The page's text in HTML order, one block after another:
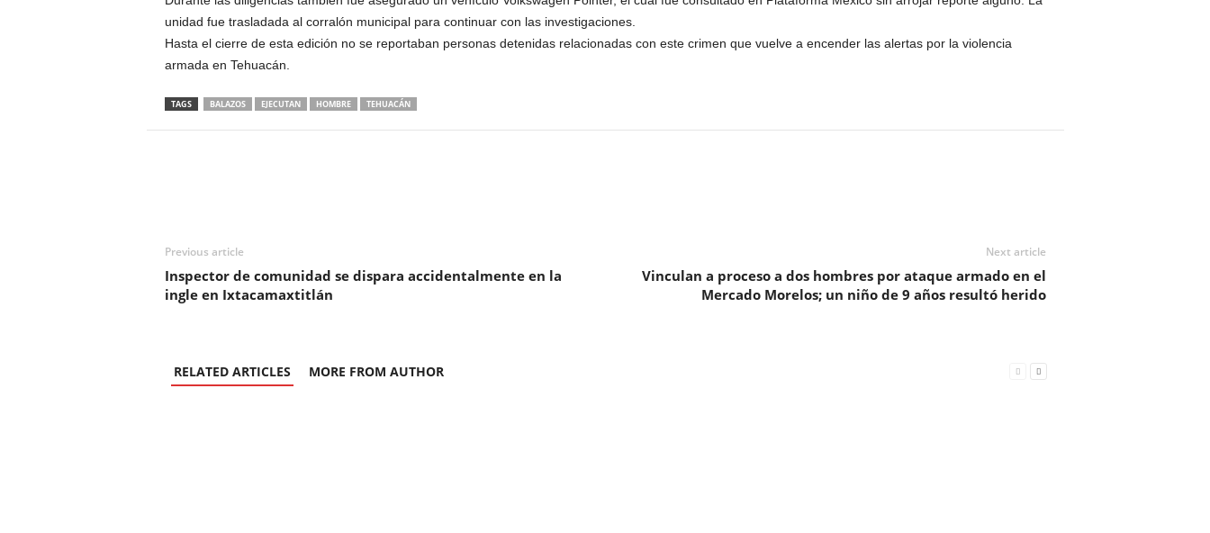
unidad fue trasladada al corralón municipal para continuar con las investigaciones.
Hasta el cierre de esta edición no se reportaban personas detenidas relacionadas con este crimen que vuelve a encender las alertas por la violencia
armada en Tehuacán.
TAGS BALAZOS EJECUTAN HOMBRE TEHUACÁN
Previous article
Inspector de comunidad se dispara accidentalmente en la
ingle en Ixtacamaxtitlán
Next article
Vinculan a proceso a dos hombres por ataque armado en el
Mercado Morelos; un niño de 9 años resultó herido
RELATED ARTICLES MORE FROM AUTHOR